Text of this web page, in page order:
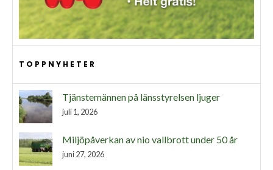
TOPPNYHETER
Tjänstemännen på länsstyrelsen ljuger
juli 1, 2026
Miljöpåverkan av nio vallbrott under 50 år
juni 27, 2026